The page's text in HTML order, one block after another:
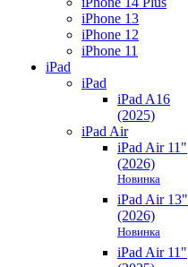
iPhone 13
iPhone 12
iPhone 11
iPad
iPad
iPad A16
(2025)
iPad Air
iPad Air 11"
(2026)
Новинка
iPad Air 13"
(2026)
Новинка
iPad Air 11"